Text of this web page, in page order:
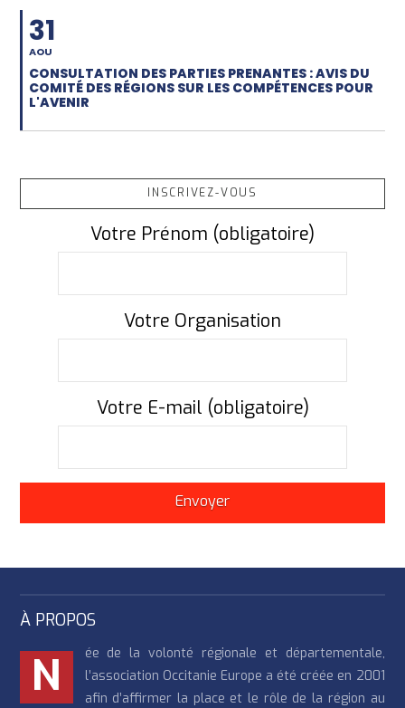
31
AOU
CONSULTATION DES PARTIES PRENANTES : AVIS DU
COMITÉ DES RÉGIONS SUR LES COMPÉTENCES POUR
L'AVENIR
INSCRIVEZ-VOUS
Votre Prénom (obligatoire)
Votre Organisation
Votre E-mail (obligatoire)
À PROPOS
N
ée de la volonté régionale et départementale,
l’association Occitanie Europe a été créée en 2001
afin d’affirmer la place et le rôle de la région au